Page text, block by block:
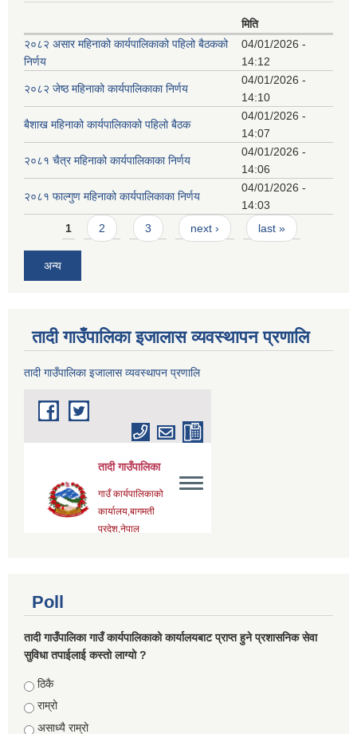
मिति
२०८२ असार महिनाको कार्यपालिकाको पहिलो बैठकको
निर्णय
04/01/2026 -
14:12
२०८२ जेष्ठ महिनाको कार्यपालिकाका निर्णय
04/01/2026 -
14:10
बैशाख महिनाको कार्यपालिकाको पहिलो बैठक
04/01/2026 -
14:07
२०८१ चैत्र महिनाको कार्यपालिकाका निर्णय
04/01/2026 -
14:06
२०८१ फाल्गुण महिनाको कार्यपालिकाका निर्णय
04/01/2026 -
14:03
Pages
1 2 3 next › last »
अन्य
तादी गाउँपालिका इजालास व्यवस्थापन प्रणालि
तादी गाउँपालिका इजालास व्यवस्थापन प्रणालि
Poll
तादी गाउँपालिका गाउँ कार्यपालिकाको कार्यालयबाट प्राप्त हुने प्रशासनिक सेवा
सुविधा तपाईलाई कस्तो लाग्यो ?
Choices
ठिकै
राम्रो
असाध्यै राम्रो